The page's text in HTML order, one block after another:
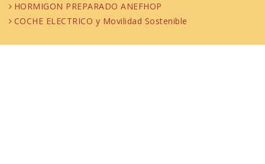
HORMIGON PREPARADO ANEFHOP
COCHE ELECTRICO y Movilidad Sostenible